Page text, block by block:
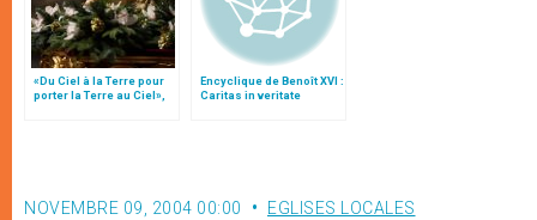
«Du Ciel à la Terre pour
porter la Terre au Ciel»,
Encyclique de Benoît XVI :
Caritas in veritate
NOVEMBRE 09, 2004 00:00 EGLISES LOCALES